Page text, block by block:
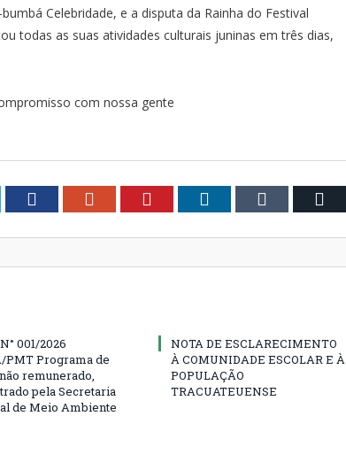
Celebridade, e a disputa da Rainha do Festival
todas as suas atividades culturais juninas em três dias,
com nossa gente
Facebook Google+ Pinterest LinkedIn Tumblr
001/2026
PMT Programa de
remunerado,
pela Secretaria
de Meio Ambiente
NOTA DE ESCLARECIMENTO
À COMUNIDADE ESCOLAR E À
POPULAÇÃO
TRACUATEUENSE